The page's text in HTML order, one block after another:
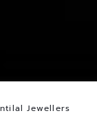
Jewellers